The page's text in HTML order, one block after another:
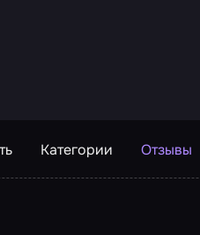
Категории Отзывы